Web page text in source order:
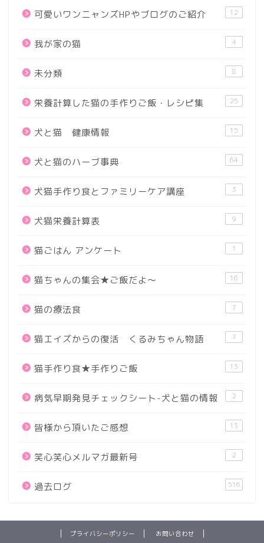
可愛いワンニャンズHPやブログのご紹介 12
我が家の猫 4
未分類 8
栄養計算した猫の手作りご飯・レシピ集 25
犬と猫 健康情報 15
犬と猫のハーブ事典 64
犬猫手作り食とファミリーケア講座 3
犬猫栄養計算表 9
猫ごはん アンケート 1
猫ちゃんの集会★ご飯だよ～ 16
猫の療法食 7
猫エイズからの復活 くるみちゃん物語 7
猫手作り食★手作りご飯 13
病気早期発見チェックシート-犬と猫の情報 2
皆様から頂いたご感想 13
笑心笑心メルマガ最新号 2
過去ログ 516
プライバシーポリシー お問い合わせ